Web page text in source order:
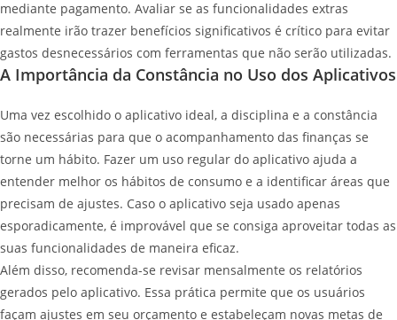
mediante pagamento. Avaliar se as funcionalidades extras
realmente irão trazer benefícios significativos é crítico para evitar
gastos desnecessários com ferramentas que não serão utilizadas.
A Importância da Constância no Uso dos Aplicativos
Uma vez escolhido o aplicativo ideal, a disciplina e a constância
são necessárias para que o acompanhamento das finanças se
torne um hábito. Fazer um uso regular do aplicativo ajuda a
entender melhor os hábitos de consumo e a identificar áreas que
precisam de ajustes. Caso o aplicativo seja usado apenas
esporadicamente, é improvável que se consiga aproveitar todas as
suas funcionalidades de maneira eficaz.
Além disso, recomenda-se revisar mensalmente os relatórios
gerados pelo aplicativo. Essa prática permite que os usuários
façam ajustes em seu orçamento e estabeleçam novas metas de